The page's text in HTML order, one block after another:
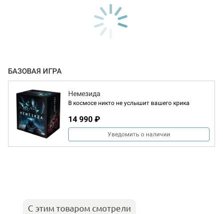
БАЗОВАЯ ИГРА
Немезида
В космосе никто не услышит вашего крика
14 990 ₽
Уведомить о наличии
С этим товаром смотрели